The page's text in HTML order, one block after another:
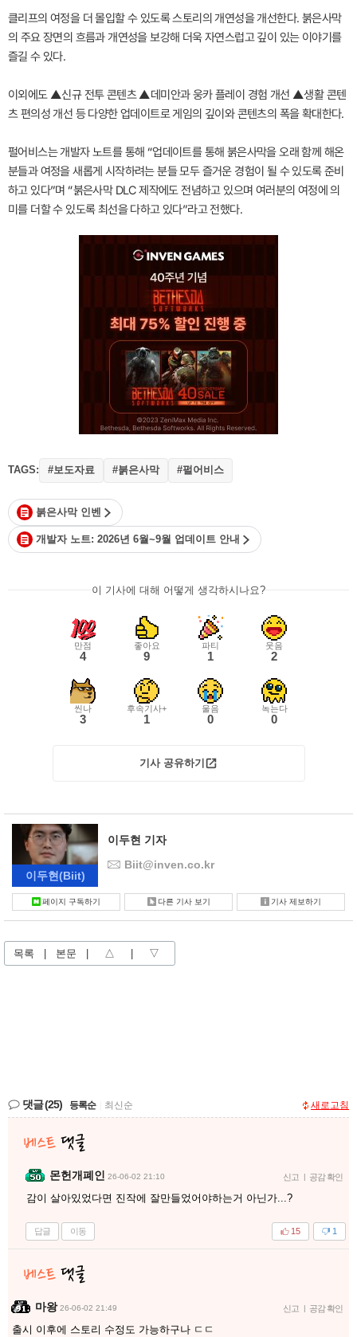
클리프의 여정을 더 몰입할 수 있도록 스토리의 개연성을 개선한다. 붉은사막
의 주요 장면의 흐름과 개연성을 보강해 더욱 자연스럽고 깊이 있는 이야기를
즐길 수 있다.
이외에도 ▲신규 전투 콘텐츠 ▲데미안과 웅카 플레이 경험 개선 ▲생활 콘텐
츠 편의성 개선 등 다양한 업데이트로 게임의 깊이와 콘텐츠의 폭을 확대한다.
펄어비스는 개발자 노트를 통해 “업데이트를 통해 붉은사막을 오래 함께 해온
분들과 여정을 새롭게 시작하려는 분들 모두 즐거운 경험이 될 수 있도록 준비
하고 있다”며 “붉은사막 DLC 제작에도 전념하고 있으며 여러분의 여정에 의
미를 더할 수 있도록 최선을 다하고 있다”라고 전했다.
TAGS: #보도자료 #붉은사막 #펄어비스
붉은사막 인벤
개발자 노트: 2026년 6월~9월 업데이트 안내
이 기사에 대해 어떻게 생각하시나요?
만점
4
좋아요
9
파티
1
웃음
2
씬나
3
후속기사+
1
울음
0
녹는다
0
기사 공유하기
이두현(Biit)
이두현 기자
Biit@inven.co.kr
페이지 구독하기 다른 기사 보기 기사 제보하기
목록 본문 △ ▽
댓글(25) 등록순 최신순 새로고침
몬헌개폐인 26-06-02 21:10 신고 | 공감 확인
감이 살아있었다면 진작에 잘만들었어야하는거 아닌가...?
답글 이동 1
15
마왕 26-06-02 21:49 신고 | 공감 확인
출시 이후에 스토리 수정도 가능하구나 ㄷㄷ